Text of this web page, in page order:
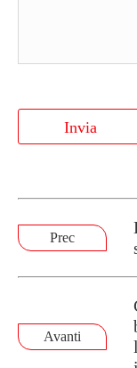
Invia
Prec
Avanti